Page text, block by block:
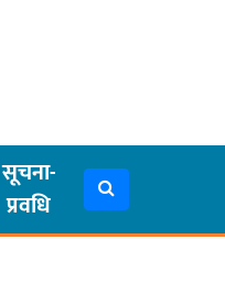
सूचना-
प्रवधि